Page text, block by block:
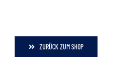
ZURÜCK ZUM SHOP